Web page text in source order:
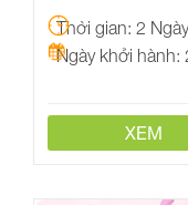
Thời gian: 2
Ngày khởi hành:
XEM